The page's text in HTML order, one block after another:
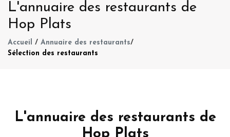
L'annuaire des restaurants de
Hop Plats
Accueil / Annuaire des restaurants/
Sélection des restaurants
L'annuaire des restaurants de